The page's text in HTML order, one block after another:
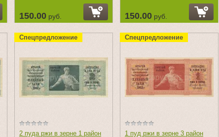
150.00 руб. 150.00 руб.
Спецпредложение
2 пуда ржи в зерне 1 район
Спецпредложение
1 пуд ржи в зерне 3 район